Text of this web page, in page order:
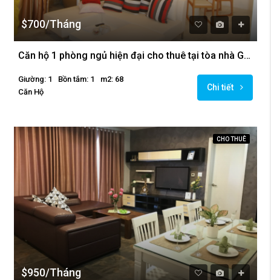
$700/Tháng
Căn hộ 1 phòng ngủ hiện đại cho thuê tại tòa nhà Golden Westlake
Giường: 1 Bồn tắm: 1
m2: 68
Căn Hộ
Chi tiết
CHO THUÊ
$950/Tháng